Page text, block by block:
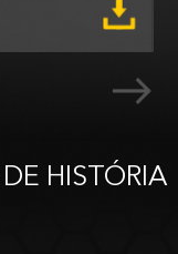
DE HISTÓRIA